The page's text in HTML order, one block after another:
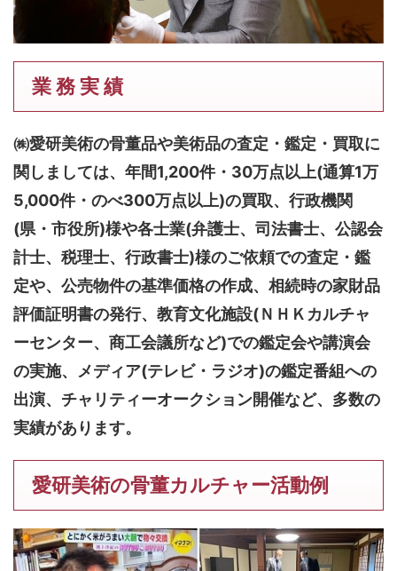
業 務 実 績
㈱愛研美術の骨董品や美術品の査定・鑑定・買取に
関しましては、 年間1,200件・30万点以上(通算1万
5,000件・のべ300万点以上)の買取、行政機関
(県・市役所)様や各士業(弁護士、司法書士、公認会
計士、税理士、行政書士)様のご依頼での査定・鑑
定や、公売物件の基準価格の作成、相続時の家財品
評価証明書の発行、教育文化施設(ＮＨＫカルチャ
ーセンター、商工会議所など)での鑑定会や講演会
の実施、メディア(テレビ・ラジオ)の鑑定番組への
出演、チャリティーオークション開催など、多数の
実績があります。
愛研美術の骨董カルチャー活動例